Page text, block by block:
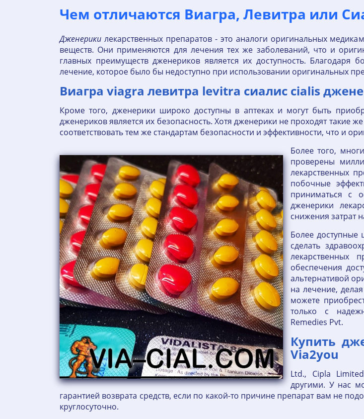
Чем отличаются Виагра, Левитра или
Дженерики лекарственных препаратов - это аналоги оригинальных
веществ. Они применяются для лечения тех же заболеваний, что и
главных преимуществ дженериков является их доступность. Благодаря
лечение, которое было бы недоступно при использовании оригинальных
Виагра viagra левитра levitra сиалис cialis
Кроме того, дженерики широко доступны в аптеках и могут быть
дженериков является их безопасность. Хотя дженерики не проходят такие
соответствовать тем же стандартам безопасности и эффективности, что и
Более того,
проверены
лекарственных
побочные
приниматься с
дженерики
снижения затрат
Более
сделать
лекарственных
обеспечения
альтернативой
на лечение,
можете
только с
Remedies Pvt.
Купить
Via2you
Ltd., Cipla
другими. У нас
гарантией возврата средств, если по какой-то причине препарат вам не
круглосуточно.